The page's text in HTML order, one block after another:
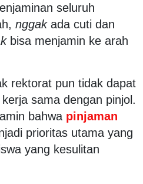
seluruh
nggakada cuti dan
bisa menjamin ke arah
rektorat pun tidak dapat
sama dengan pinjol.
bahwa pinjaman
prioritas utama yang
yang kesulitan